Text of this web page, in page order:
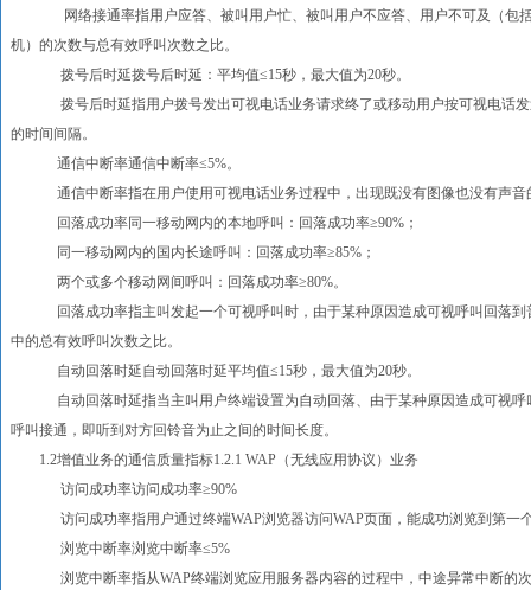
网络接通率指用户应答、被叫用户忙、被叫用户不应答、用户不可及（包括
机）的次数与总有效呼叫次数之比。
拨号后时延拨号后时延：平均值≤15秒，最大值为20秒。
拨号后时延指用户拨号发出可视电话业务请求终了或移动用户按可视电话发
的时间间隔。
通信中断率通信中断率≤5%。
通信中断率指在用户使用可视电话业务过程中，出现既没有图像也没有声音
回落成功率同一移动网内的本地呼叫：回落成功率≥90%；
同一移动网内的国内长途呼叫：回落成功率≥85%；
两个或多个移动网间呼叫：回落成功率≥80%。
回落成功率指主叫发起一个可视呼叫时，由于某种原因造成可视呼叫回落到
中的总有效呼叫次数之比。
自动回落时延自动回落时延平均值≤15秒，最大值为20秒。
自动回落时延指当主叫用户终端设置为自动回落、由于某种原因造成可视呼
呼叫接通，即听到对方回铃音为止之间的时间长度。
1.2增值业务的通信质量指标1.2.1 WAP（无线应用协议）业务
访问成功率访问成功率≥90%
访问成功率指用户通过终端WAP浏览器访问WAP页面，能成功浏览到第一个
浏览中断率浏览中断率≤5%
浏览中断率指从WAP终端浏览应用服务器内容的过程中，中途异常中断的次